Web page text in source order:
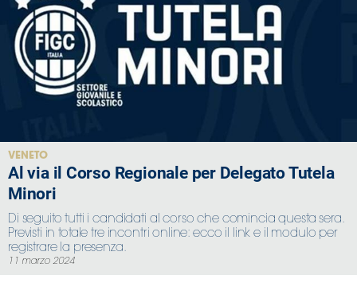
VENETO
Al via il Corso Regionale per Delegato Tutela
Minori
Di seguito tutti i candidati al corso che comincia questa sera.
Previsti in totale tre incontri online: ecco il link e il modulo per
registrare la presenza.
11 marzo 2024